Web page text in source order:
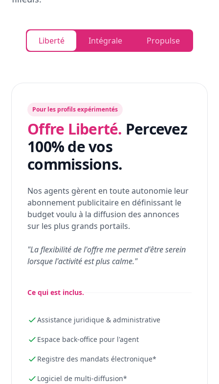
Liberté Intégrale Propulse
Pour les profils expérimentés
Offre Liberté. Percevez
100% de vos
commissions.
Nos agents gèrent en toute autonomie leur
abonnement publicitaire en définissant le
budget voulu à la diffusion des annonces
sur les plus grands portails.
"La flexibilité de l'offre me permet d'être serein
lorsque l'activité est plus calme."
Ce qui est inclus.
Assistance juridique & administrative
Espace back-office pour l'agent
Registre des mandats électronique*
Logiciel de multi-diffusion*